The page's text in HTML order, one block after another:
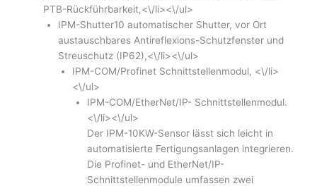
PTB-Rückführbarkeit,<\/li><\/ul>
IPM-Shutter10 automatischer Shutter, vor Ort
austauschbares Antireflexions-Schutzfenster und
Streuschutz (IP62),<\/li><\/ul>
IPM-COM/Profinet Schnittstellenmodul, <\/li>
<\/ul>
IPM-COM/EtherNet/IP- Schnittstellenmodul.
<\/li><\/ul>
Der IPM-10KW-Sensor lässt sich leicht in
automatisierte Fertigungsanlagen integrieren.
Die Profinet- und EtherNet/IP-
Schnittstellenmodule umfassen zwei